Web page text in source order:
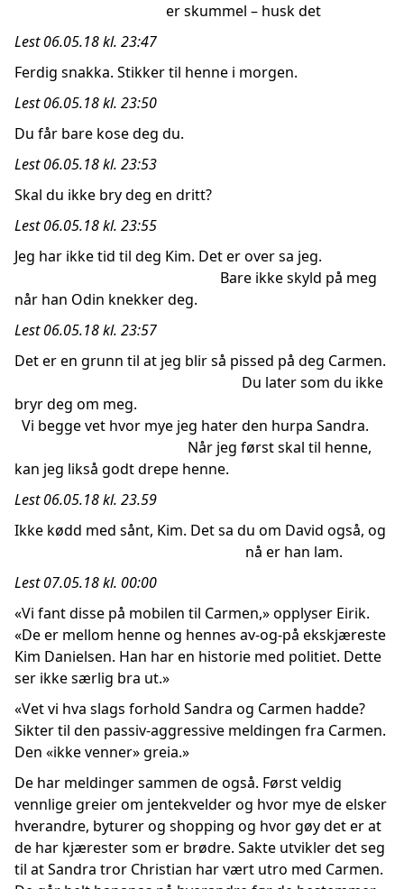
er skummel – husk det
Lest 06.05.18 kl. 23:47
Ferdig snakka. Stikker til henne i morgen.
Lest 06.05.18 kl. 23:50
Du får bare kose deg du.
Lest 06.05.18 kl. 23:53
Skal du ikke bry deg en dritt?
Lest 06.05.18 kl. 23:55
Jeg har ikke tid til deg Kim. Det er over sa jeg.
Bare ikke skyld på meg
når han Odin knekker deg.
Lest 06.05.18 kl. 23:57
Det er en grunn til at jeg blir så pissed på deg Carmen.
Du later som du ikke
bryr deg om meg.
Vi begge vet hvor mye jeg hater den hurpa Sandra.
Når jeg først skal til henne,
kan jeg likså godt drepe henne.
Lest 06.05.18 kl. 23.59
Ikke kødd med sånt, Kim. Det sa du om David også, og
nå er han lam.
Lest 07.05.18 kl. 00:00
«Vi fant disse på mobilen til Carmen,» opplyser Eirik.
«De er mellom henne og hennes av-og-på ekskjæreste
Kim Danielsen. Han har en historie med politiet. Dette
ser ikke særlig bra ut.»
«Vet vi hva slags forhold Sandra og Carmen hadde?
Sikter til den passiv-aggressive meldingen fra Carmen.
Den «ikke venner» greia.»
De har meldinger sammen de også. Først veldig
vennlige greier om jentekvelder og hvor mye de elsker
hverandre, byturer og shopping og hvor gøy det er at
de har kjærester som er brødre. Sakte utvikler det seg
til at Sandra tror Christian har vært utro med Carmen.